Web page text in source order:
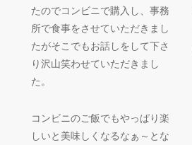
たのでコンビニで購入し、事務
所で食事をさせていただきまし
たがそこでもお話しをして下さ
り沢山笑わせていただきまし
た。
コンビニのご飯でもやっぱり楽
しいと美味しくなるなぁ～とな